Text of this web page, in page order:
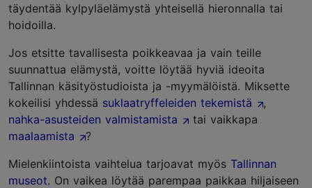
täydentää kylpyläelämystä yhteisellä hieronnalla tai
hoidoilla.
Jos etsitte tavallisesta poikkeavaa ja vain teille
suunnattua elämystä, voitte löytää hyviä ideoita
Tallinnan käsityöstudioista ja -myymälöistä. Miksette
kokeilisi yhdessä suklaatryffeleiden tekemistä
,
nahka-asusteiden valmistamista
tai vaikkapa
maalaamista
?
Mielenkiintoista vaihtelua tarjoavat myös Tallinnan
museot. On vaikea löytää parempaa paikkaa hiljaiseen